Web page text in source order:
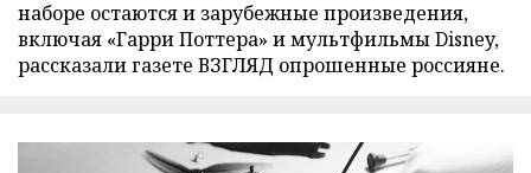
наборе остаются и зарубежные произведения,
включая «Гарри Поттера» и мультфильмы Disney,
рассказали газете ВЗГЛЯД опрошенные россияне.